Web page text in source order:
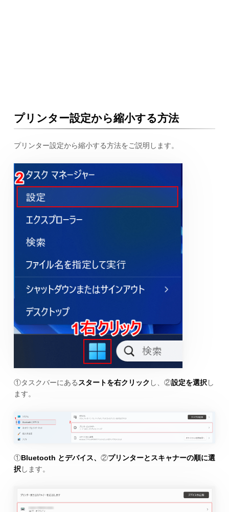
プリンター設定から縮小する方法
プリンター設定から縮小する方法をご説明します。
①タスクバーにある スタートを右クリック し、②設定を選択 し
ます。
①Bluetooth とデバイス、 ②プリンターとスキャナーの順に選
択 します。